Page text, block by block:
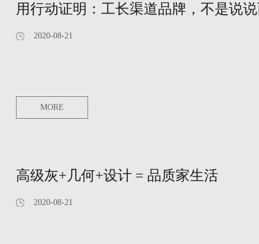
用行动证明：工长渠道品牌，不是说
2020-08-21
MORE
高级灰+几何+设计 = 品质家生活
2020-08-21